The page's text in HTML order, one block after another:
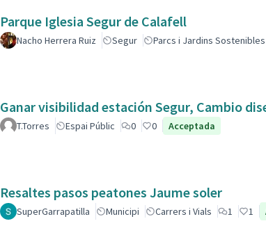
Parque Iglesia Segur de Calafell
Nacho Herrera Ruiz Segur Parcs i Jardins Sostenibles
Ganar visibilidad estación Segur, Cambio
T.Torres Espai Públic 0 0 Acceptada
Resaltes pasos peatones Jaume soler
SuperGarrapatilla Municipi Carrers i Vials 1 1